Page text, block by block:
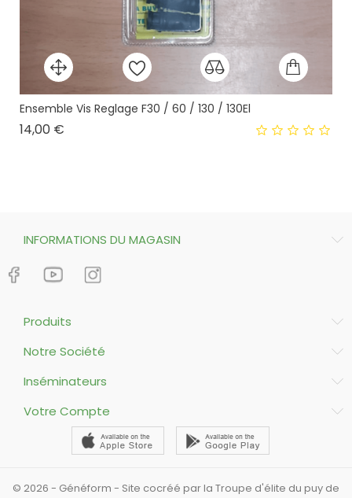
Ensemble Vis Reglage F30 / 60 / 130 / 130El
14,00 €
INFORMATIONS DU MAGASIN
Produits
Notre Société
Inséminateurs
Votre Compte
© 2026 - Généform - Site cocréé par la Troupe d'élite du puy de